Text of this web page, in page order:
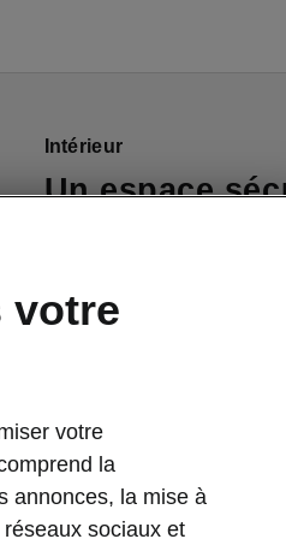
Intérieur
Un espace
Tous nos intérieurs
généreux et leur grand
Karoq Sportline, le noir
l’expérience de
à trois branches et un
sportif. Les inserts
ont un aspect carbone et
série. Le Karoq
systèmes d’info-
votre
votre
la
annonces, la mise à
sociaux et